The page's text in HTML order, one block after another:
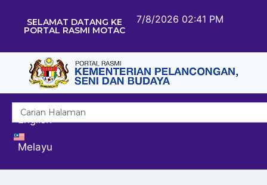
SELAMAT DATANG KE
PORTAL RASMI MOTAC
7/8/2026 02:41 PM
English
Melayu